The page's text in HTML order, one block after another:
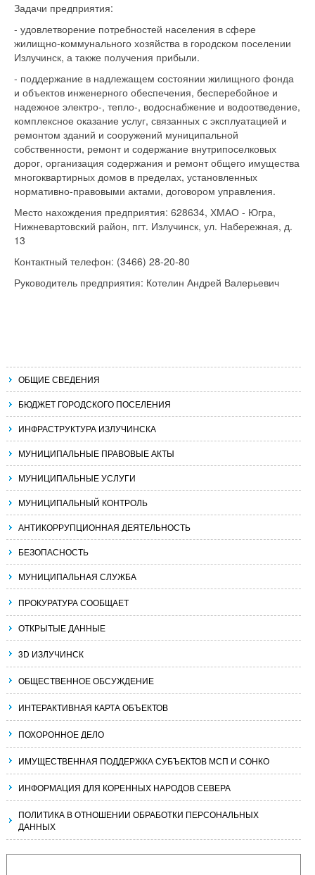
Задачи предприятия:
- удовлетворение потребностей населения в сфере
жилищно-коммунального хозяйства в городском поселении
Излучинск, а также получения прибыли.
- поддержание в надлежащем состоянии жилищного фонда
и объектов инженерного обеспечения, бесперебойное и
надежное электро-, тепло-, водоснабжение и водоотведение,
комплексное оказание услуг, связанных с эксплуатацией и
ремонтом зданий и сооружений муниципальной
собственности, ремонт и содержание внутрипоселковых
дорог, организация содержания и ремонт общего имущества
многоквартирных домов в пределах, установленных
нормативно-правовыми актами, договором управления.
Место нахождения предприятия: 628634, ХМАО - Югра,
Нижневартовский район, пгт. Излучинск, ул. Набережная, д.
13
Контактный телефон: (3466) 28-20-80
Руководитель предприятия: Котелин Андрей Валерьевич
ОБЩИЕ СВЕДЕНИЯ
БЮДЖЕТ ГОРОДСКОГО ПОСЕЛЕНИЯ
ИНФРАСТРУКТУРА ИЗЛУЧИНСКА
МУНИЦИПАЛЬНЫЕ ПРАВОВЫЕ АКТЫ
МУНИЦИПАЛЬНЫЕ УСЛУГИ
МУНИЦИПАЛЬНЫЙ КОНТРОЛЬ
АНТИКОРРУПЦИОННАЯ ДЕЯТЕЛЬНОСТЬ
БЕЗОПАСНОСТЬ
МУНИЦИПАЛЬНАЯ СЛУЖБА
ПРОКУРАТУРА СООБЩАЕТ
ОТКРЫТЫЕ ДАННЫЕ
3D ИЗЛУЧИНСК
ОБЩЕСТВЕННОЕ ОБСУЖДЕНИЕ
ИНТЕРАКТИВНАЯ КАРТА ОБЪЕКТОВ
ПОХОРОННОЕ ДЕЛО
ИМУЩЕСТВЕННАЯ ПОДДЕРЖКА СУБЪЕКТОВ МСП И СОНКО
ИНФОРМАЦИЯ ДЛЯ КОРЕННЫХ НАРОДОВ СЕВЕРА
ПОЛИТИКА В ОТНОШЕНИИ ОБРАБОТКИ ПЕРСОНАЛЬНЫХ
ДАННЫХ